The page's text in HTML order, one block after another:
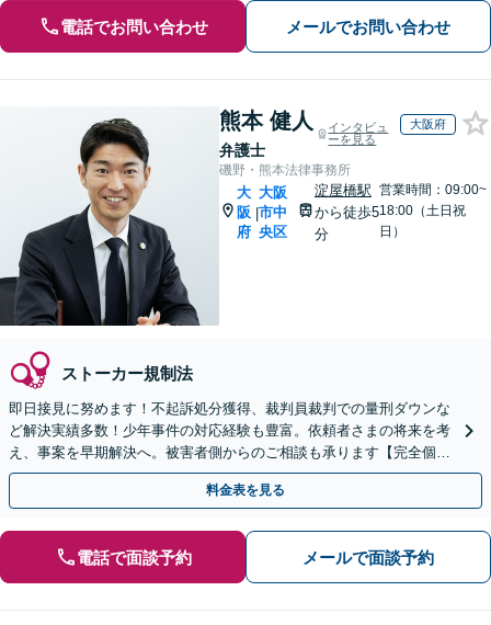
電話でお問い合わせ メールでお問い合わせ
熊本 健人
弁護士
インタビュ
ーを見る
大阪府
磯野・熊本法律事務所
大
阪
府
|
大阪
市中
央区
淀屋橋駅
から徒歩5
分
営業時間：09:00~
18:00（土日祝
日）
ストーカー規制法
即日接見に努めます！不起訴処分獲得、裁判員裁判での量刑ダウンな
ど解決実績多数！少年事件の対応経験も豊富。依頼者さまの将来を考
え、事案を早期解決へ。被害者側からのご相談も承ります【完全個室
対応】
料金表を見る
電話で面談予約 メールで面談予約